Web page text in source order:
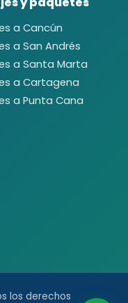
a Cancún
a San Andrés
a Santa Marta
a Cartagena
a Punta Cana
los derechos